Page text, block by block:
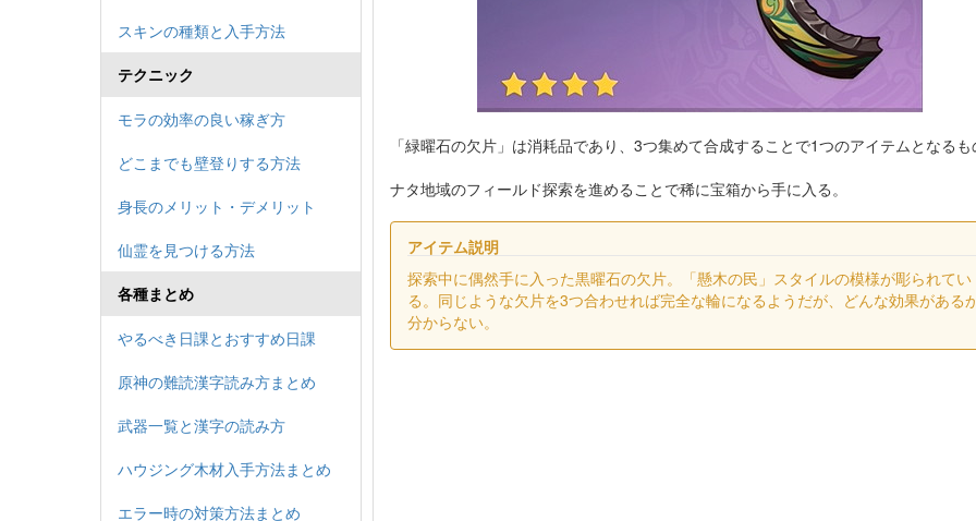
スキンの種類と入手方法
テクニック
モラの効率の良い稼ぎ方
どこまでも壁登りする方法
身長のメリット・デメリット
仙霊を見つける方法
各種まとめ
やるべき日課とおすすめ日課
原神の難読漢字読み方まとめ
武器一覧と漢字の読み方
ハウジング木材入手方法まとめ
エラー時の対策方法まとめ
「緑曜石の欠片」は消耗品であり、3つ集めて合成することで1つのアイテムとなる
ナタ地域のフィールド探索を進めることで稀に宝箱から手に入る。
アイテム説明
探索中に偶然手に入った黒曜石の欠片。「懸木の民」スタイルの模様が彫られてい
る。同じような欠片を3つ合わせれば完全な輪になるようだが、どんな効果がある
分からない。